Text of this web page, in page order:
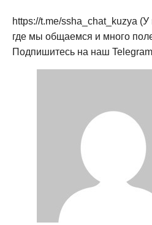
https://t.me/ssha_chat_kuzya
где мы общаемся и много
Подпишитесь на наш